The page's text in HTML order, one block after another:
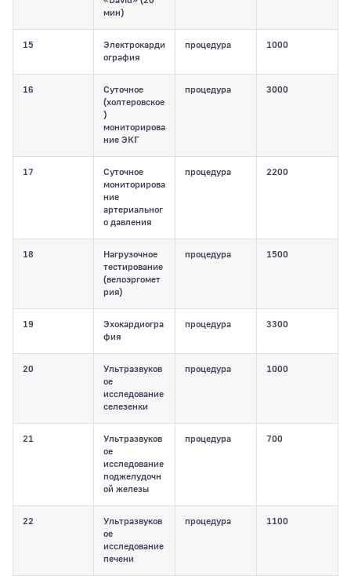
мин)
15
Электрокарди
ография
процедура 1000
16
Суточное
(холтеровское
)
мониторирова
ние ЭКГ
процедура 3000
17
Суточное
мониторирова
ние
артериальног
о давления
процедура 2200
18
Нагрузочное
тестирование
(велоэргомет
рия)
процедура 1500
19
Эхокардиогра
фия
процедура 3300
20
Ультразвуков
ое
исследование
селезенки
процедура 1000
21
Ультразвуков
ое
исследование
поджелудочн
ой железы
процедура 700
22
Ультразвуков
ое
исследование
печени
процедура 1100